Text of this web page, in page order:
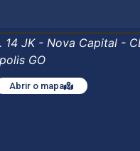
14 JK - Nova Capital -
GO
Abrir o mapa